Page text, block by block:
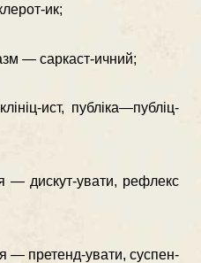
ик;
— саркаст-ичний;
ист, публіка—публіц-
— дискут-увати, рефлекс
— претенд-увати, суспен­